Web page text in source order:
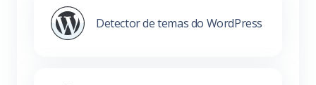
Detector de temas do WordPress